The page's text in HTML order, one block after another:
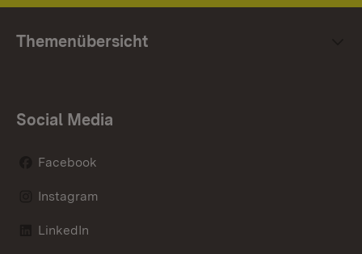
Themenübersicht
Social Media
Facebook
Instagram
LinkedIn